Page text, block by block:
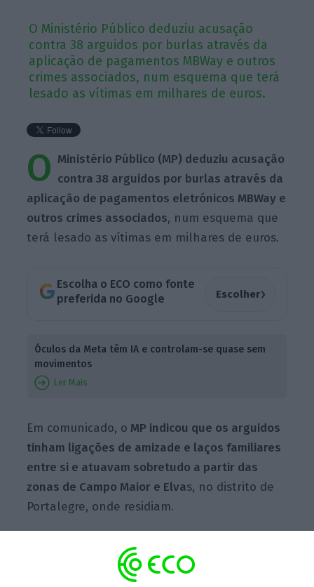
O Ministério Público deduziu acusação
contra 38 arguidos por burlas através da
aplicação de pagamentos MBWay e outros
crimes associados, num esquema que terá
lesado as vítimas em milhares de euros.
O Ministério Público (MP) deduziu acusação
contra 38 arguidos por burlas através da
aplicação de pagamentos eletrónicos MBWay e
outros crimes associados, num esquema que
terá lesado as vítimas em milhares de euros.
Escolha o ECO como fonte
preferida no Google
Escolher›
Óculos da Meta têm IA e controlam-se quase sem
movimentos
Ler Mais
Em comunicado, o MP indicou que os arguidos
tinham ligações de amizade e laços familiares
entre si e atuavam sobretudo a partir das
zonas de Campo Maior e Elvas, no distrito de
Portalegre, onde residiam.
“O processo, onde constam como vítimas
dezenas de cidadãos de todo o país, tem